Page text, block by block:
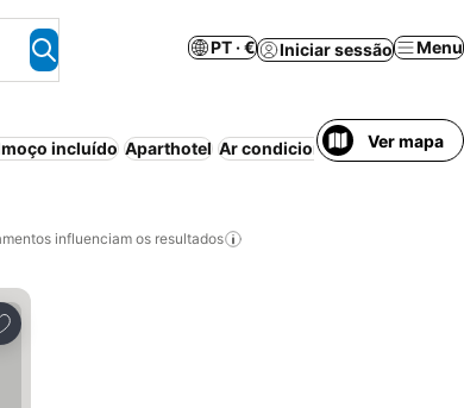
PT · € Iniciar sessão Menu
incluído Aparthotel Ar condicionado Wi-fi
Ver mapa
influenciam os resultados
aos favoritos